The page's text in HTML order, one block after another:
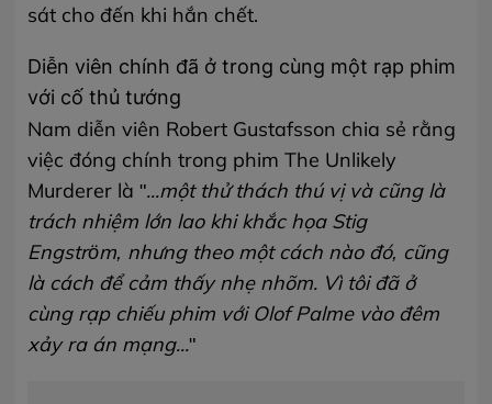
sát cho đến khi hắn chết.
Diễn viên chính đã ở trong cùng một rạp phim
với cố thủ tướng
Nam diễn viên Robert Gustafsson chia sẻ rằng
việc đóng chính trong phim The Unlikely
Murderer là "...một thử thách thú vị và cũng là
trách nhiệm lớn lao khi khắc họa Stig
Engström, nhưng theo một cách nào đó, cũng
là cách để cảm thấy nhẹ nhõm. Vì tôi đã ở
cùng rạp chiếu phim với Olof Palme vào đêm
xảy ra án mạng..."